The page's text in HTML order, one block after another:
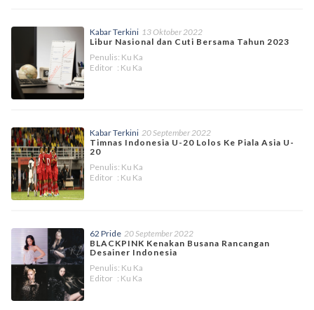
Kabar Terkini 13 Oktober 2022
Libur Nasional dan Cuti Bersama Tahun 2023
Penulis: Ku Ka
Editor : Ku Ka
Kabar Terkini 20 September 2022
Timnas Indonesia U-20 Lolos Ke Piala Asia U-
20
Penulis: Ku Ka
Editor : Ku Ka
62 Pride 20 September 2022
BLACKPINK Kenakan Busana Rancangan
Desainer Indonesia
Penulis: Ku Ka
Editor : Ku Ka